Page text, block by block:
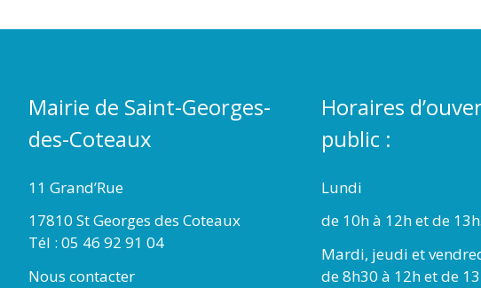
Mairie de Saint-Georges-
des-Coteaux
11 Grand’Rue
17810 St Georges des Coteaux
Tél : 05 46 92 91 04
Nous contacter
Horaires
public :
Lundi
de 10h à 12h et de
Mardi, jeudi et
de 8h30 à 12h et de